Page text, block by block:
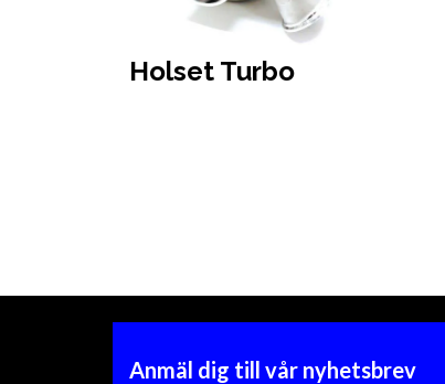
Holset Turbo
Anmäl dig till vår nyhetsbrev